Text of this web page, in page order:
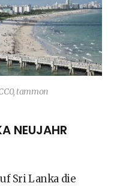
tammon
NEUJAHR
Sri Lanka die